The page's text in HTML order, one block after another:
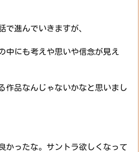
で進んでいきますが、
中にも考えや思いや信念が見え
作品なんじゃないかなと思いまし
かったな。サントラ欲しくなって